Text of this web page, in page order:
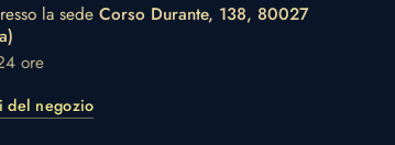
la sedeCorso Durante, 138, 80027
ore
del negozio